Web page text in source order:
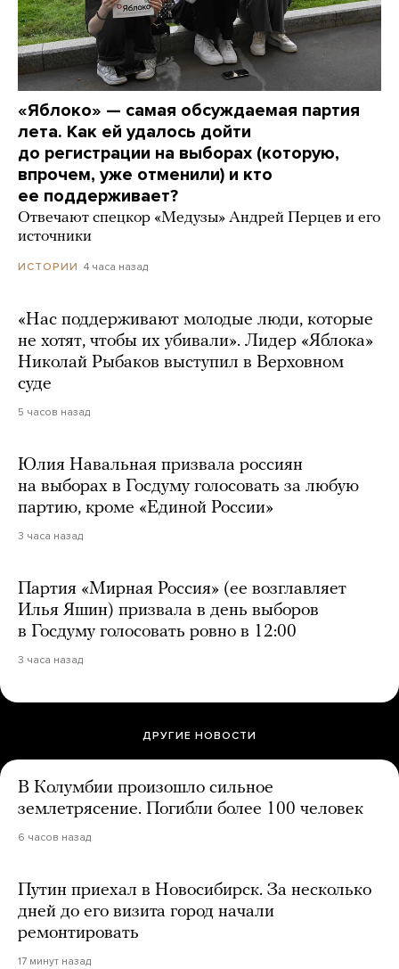
«Яблоко» — самая обсуждаемая партия
лета. Как ей удалось дойти
до регистрации на выборах (которую,
впрочем, уже отменили) и кто
ее поддерживает?
Отвечают спецкор «Медузы» Андрей Перцев и его
источники
ИСТОРИИ 4 часа назад
«Нас поддерживают молодые люди, которые
не хотят, чтобы их убивали». Лидер «Яблока»
Николай Рыбаков выступил в Верховном
суде
5 часов назад
Юлия Навальная призвала россиян
на выборах в Госдуму голосовать за любую
партию, кроме «Единой России»
3 часа назад
Партия «Мирная Россия» (ее возглавляет
Илья Яшин) призвала в день выборов
в Госдуму голосовать ровно в 12:00
3 часа назад
ДРУГИЕ НОВОСТИ
В Колумбии произошло сильное
землетрясение. Погибли более 100 человек
6 часов назад
Путин приехал в Новосибирск. За несколько
дней до его визита город начали
ремонтировать
17 минут назад